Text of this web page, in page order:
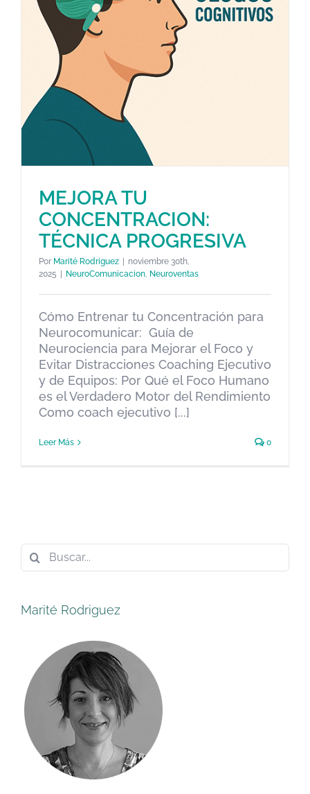
MEJORA TU CONCENTRACION:
TÉCNICA PROGRESIVA
NeuroComunicacion Neuroventas
MEJORA TU
CONCENTRACION:
TÉCNICA PROGRESIVA
Por Marité Rodriguez | noviembre 30th,
2025 | NeuroComunicacion Neuroventas
Cómo Entrenar tu Concentración para
Neurocomunicar: Guía de
Neurociencia para Mejorar el Foco y
Evitar Distracciones Coaching Ejecutivo
y de Equipos: Por Qué el Foco Humano
es el Verdadero Motor del Rendimiento
Como coach ejecutivo [...]
Leer Más 0
Buscar:
Marité Rodriguez